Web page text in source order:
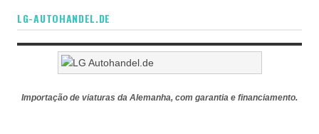
LG-AUTOHANDEL.DE
Importação de viaturas da Alemanha, com garantia e financiamento.